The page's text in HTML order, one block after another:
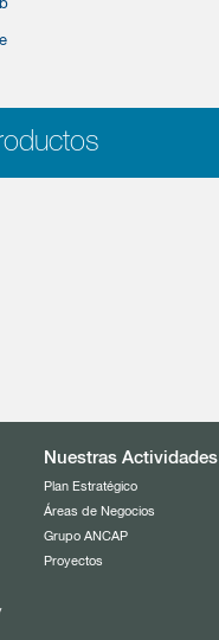
Nuestras Actividades
Plan Estratégico
Áreas de Negocios
Grupo ANCAP
Proyectos